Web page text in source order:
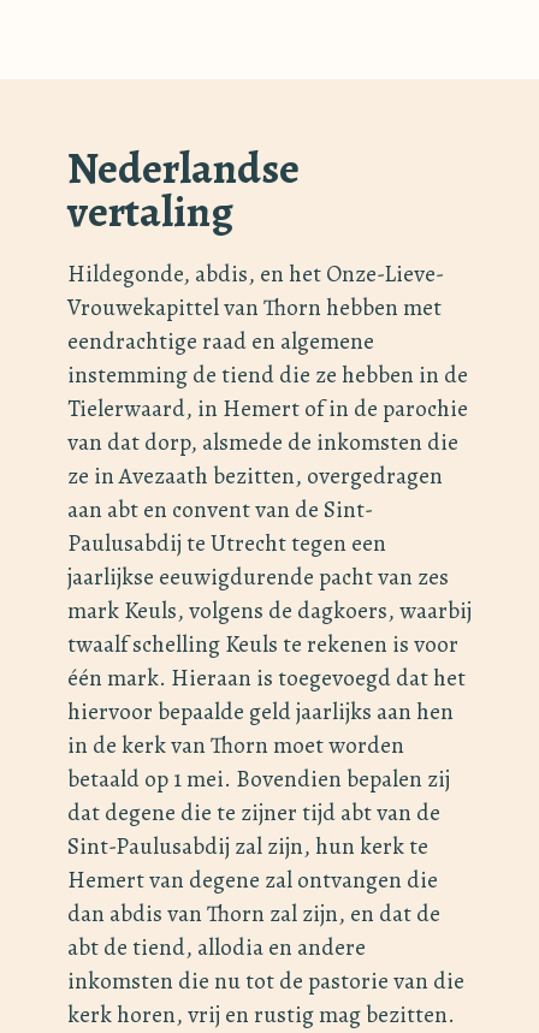
Nederlandse
vertaling
Hildegonde, abdis, en het Onze-Lieve-
Vrouwekapittel van Thorn hebben met
eendrachtige raad en algemene
instemming de tiend die ze hebben in de
Tielerwaard, in Hemert of in de parochie
van dat dorp, alsmede de inkomsten die
ze in Avezaath bezitten, overgedragen
aan abt en convent van de Sint-
Paulusabdij te Utrecht tegen een
jaarlijkse eeuwigdurende pacht van zes
mark Keuls, volgens de dagkoers, waarbij
twaalf schelling Keuls te rekenen is voor
één mark. Hieraan is toegevoegd dat het
hiervoor bepaalde geld jaarlijks aan hen
in de kerk van Thorn moet worden
betaald op 1 mei. Bovendien bepalen zij
dat degene die te zijner tijd abt van de
Sint-Paulusabdij zal zijn, hun kerk te
Hemert van degene zal ontvangen die
dan abdis van Thorn zal zijn, en dat de
abt de tiend, allodia en andere
inkomsten die nu tot de pastorie van die
kerk horen, vrij en rustig mag bezitten.